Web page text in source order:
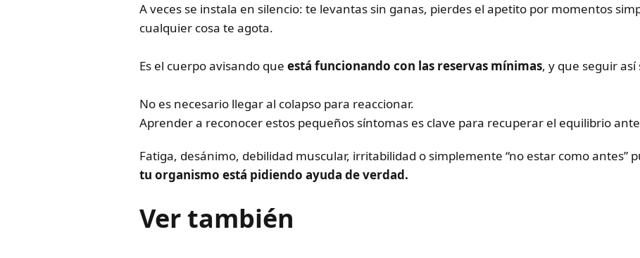
A veces se instala en silencio: te levantas sin ganas, pierdes el apetito por momentos
cualquier cosa te agota.
Es el cuerpo avisando que está funcionando con las reservas mínimas, y que seguir
No es necesario llegar al colapso para reaccionar.
Aprender a reconocer estos pequeños síntomas es clave para recuperar el equilibrio
Fatiga, desánimo, debilidad muscular, irritabilidad o simplemente “no estar como antes”
tu organismo está pidiendo ayuda de verdad.
Ver también